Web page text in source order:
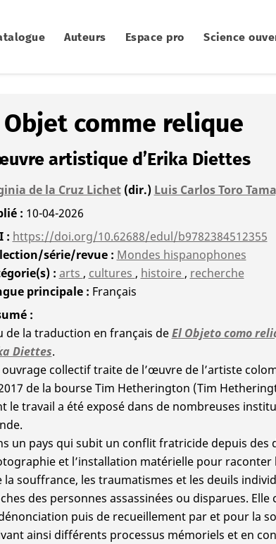
Auteurs Espace pro Science
Objet comme relique
artistique d’Erika Diettes
de la Cruz Lichet (dir.) Luis Carlos Toro
10-04-2026
https://doi.org/10.62688/edul/b9782384512355
série/revue
Mondes hispanophones
arts , cultures , histoire , recherche
principale
Français
de la traduction en français deEl Objeto como
Diettes.
ouvrage collectif traite de l’œuvre de l’artiste
de la bourse Tim Hetherington (Tim
le travail a été exposé dans de nombreuses
un pays qui subit un conflit fratricide depuis des
et l’installation matérielle pour raconter
la souffrance, les traumatismes et les deuils
des personnes assassinées ou disparues. Elle
puis de recueillement par et pour la
ainsi différents processus mémoriels et en